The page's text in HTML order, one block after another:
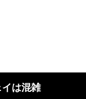
は混雑